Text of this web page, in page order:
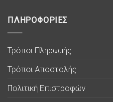
ΠΛΗΡΟΦΟΡΙΕΣ
Τρόποι Πληρωμής
Τρόποι Αποστολής
Πολιτική Επιστροφών